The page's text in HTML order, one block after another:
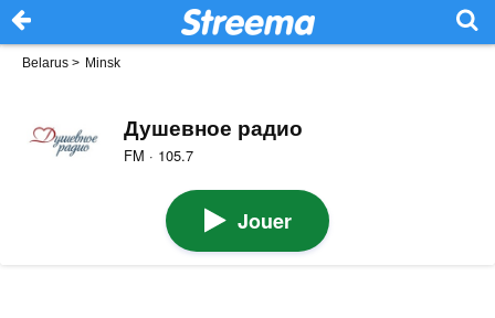
Belarus > Minsk
Душевное радио
FM · 105.7
Jouer